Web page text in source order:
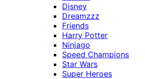
Disney
Dreamzzz
Friends
Harry Potter
Ninjago
Speed Champions
Star Wars
Super Heroes